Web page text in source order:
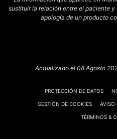
sustituir la relación entre el paciente
apología de un producto
Actualizado el 08 Agosto
PROTECCIÓN DE DATOS
GESTIÓN DE COOKIES AVISO
TÉRMINOS &